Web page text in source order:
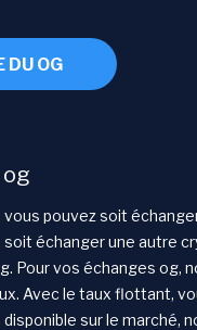
DU OG
vous pouvez soit
soit échanger une autre
Pour vos échanges og,
Avec le taux flottant,
sur le marché,